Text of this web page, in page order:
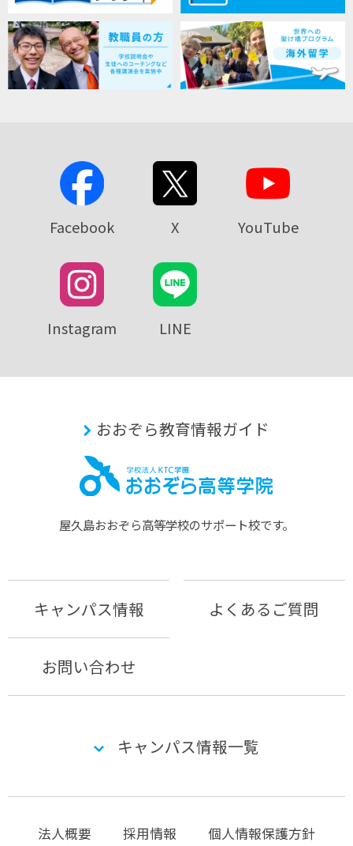
Facebook X YouTube
Instagram LINE
おおぞら教育情報ガイド
屋久島おおぞら⾼等学校のサポート校です。
キャンパス情報 よくあるご質問
お問い合わせ
キャンパス情報一覧
法人概要 採用情報 個人情報保護方針